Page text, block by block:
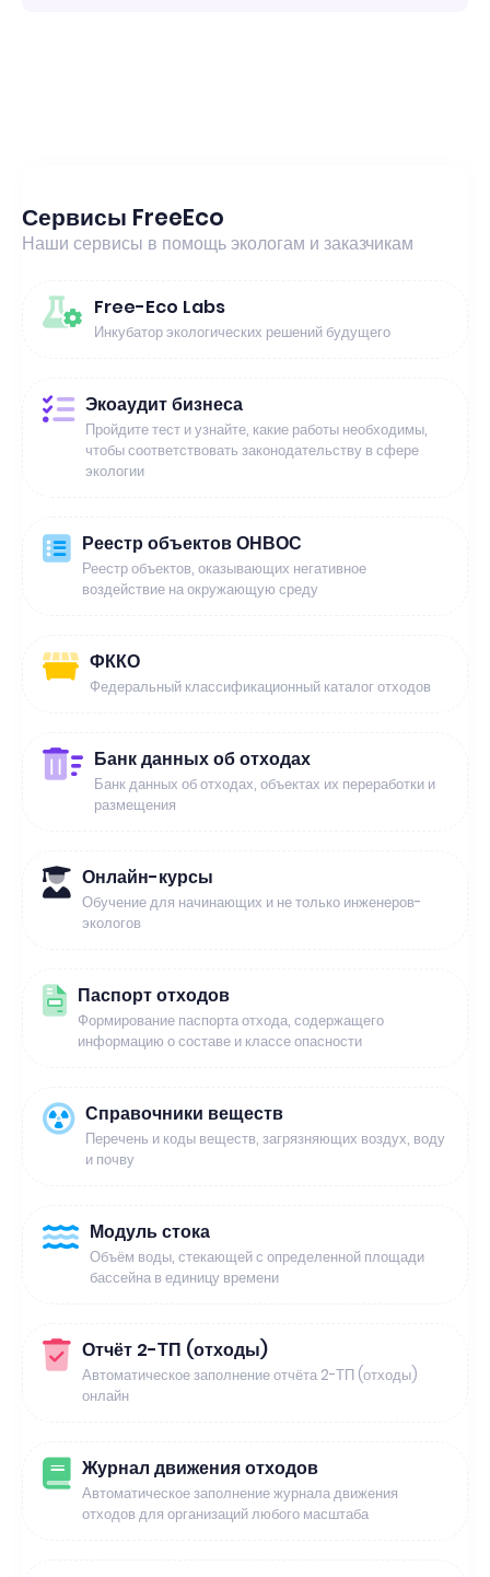
Сервисы FreeEco
Наши сервисы в помощь экологам и заказчикам
Free-Eco Labs
Инкубатор экологических решений будущего
Экоаудит бизнеса
Пройдите тест и узнайте, какие работы необходимы,
чтобы соответствовать законодательству в сфере
экологии
Реестр объектов ОНВОС
Реестр объектов, оказывающих негативное
воздействие на окружающую среду
ФККО
Федеральный классификационный каталог отходов
Банк данных об отходах
Банк данных об отходах, объектах их переработки и
размещения
Онлайн-курсы
Обучение для начинающих и не только инженеров-
экологов
Паспорт отходов
Формирование паспорта отхода, содержащего
информацию о составе и классе опасности
Справочники веществ
Перечень и коды веществ, загрязняющих воздух, воду
и почву
Модуль стока
Объём воды, стекающей с определенной площади
бассейна в единицу времени
Отчёт 2-ТП (отходы)
Автоматическое заполнение отчёта 2-ТП (отходы)
онлайн
Журнал движения отходов
Автоматическое заполнение журнала движения
отходов для организаций любого масштаба